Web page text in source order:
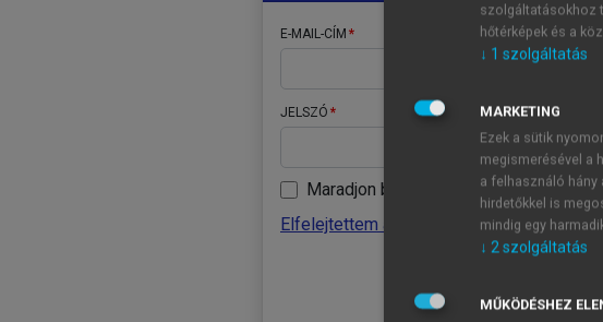
E-MAIL-CÍM
JELSZÓ
Maradjon belépve
Elfelejtettem a jelszavamat
szolgáltatásokhoz
hőtérképek és a
↓ 1 szolgáltatás
MARKETING
Ezek a sütik
megismerésével a
a felhasználó hány
hirdetőkkel is
mindig egy
↓ 2szolgáltatás
MŰKÖDÉSHEZ